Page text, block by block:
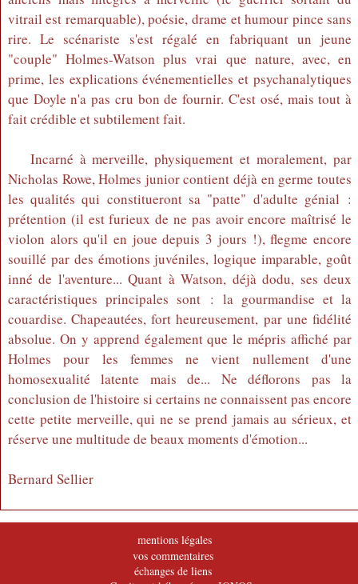
vitrail est remarquable), poésie, drame et humour pince sans
rire. Le scénariste s'est régalé en fabriquant un jeune
"couple" Holmes-Watson plus vrai que nature, avec, en
prime, les explications événementielles et psychanalytiques
que Doyle n'a pas cru bon de fournir. C'est osé, mais tout à
fait crédible et subtilement fait.
Incarné à merveille, physiquement et moralement, par
Nicholas Rowe, Holmes junior contient déjà en germe toutes
les qualités qui constitueront sa "patte" d'adulte génial :
prétention (il est furieux de ne pas avoir encore maîtrisé le
violon alors qu'il en joue depuis 3 jours !), flegme encore
souillé par des émotions juvéniles, logique imparable, goût
inné de l'aventure... Quant à Watson, déjà dodu, ses deux
caractéristiques principales sont : la gourmandise et la
couardise. Chapeautées, fort heureusement, par une fidélité
absolue. On y apprend également que le mépris affiché par
Holmes pour les femmes ne vient nullement d'une
homosexualité latente mais de... Ne déflorons pas la
conclusion de l'histoire si certains ne connaissent pas encore
cette petite merveille, qui ne se prend jamais au sérieux, et
réserve une multitude de beaux moments d'émotion...
Bernard Sellier
mentions légales
vos commentaires
échanges de liens